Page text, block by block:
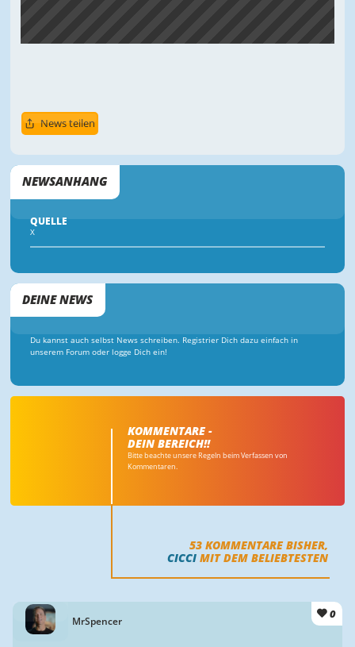
News teilen
NEWSANHANG
QUELLE
X
DEINE NEWS
Du kannst auch selbst News schreiben. Registrier Dich dazu einfach in
unserem Forum oder logge Dich ein!
KOMMENTARE -
DEIN BEREICH!!
Bitte beachte unsere Regeln beim Verfassen von
Kommentaren.
53 KOMMENTARE BISHER,
CICCI MIT DEM BELIEBTESTEN
MrSpencer
0